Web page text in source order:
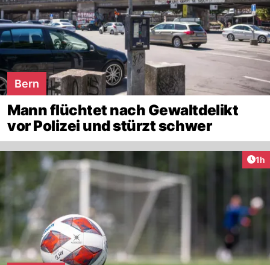
Bern
Mann flüchtet nach Gewaltdelikt
vor Polizei und stürzt schwer
1h